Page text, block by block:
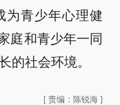
为青少年心理健
庭和青少年一同
的社会环境。
[ 责编：陈锐海 ]